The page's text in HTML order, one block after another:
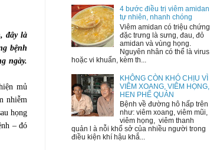
đây là
bệnh
ngày.
mủ
nhiễm
họng
– đó
4 bước điều trị viêm amidan
tự nhiên, nhanh chóng
Viêm amidan có triệu chứng
đặc trưng là sưng, đau, đỏ
amidan và vùng họng.
Nguyên nhân có thể là virus
hoặc vi khuẩn, kèm th...
KHÔNG CÒN KHÓ CHỊU VÌ
VIÊM XOANG, VIÊM HỌNG,
HEN PHẾ QUẢN
Bệnh về đường hô hấp trên
như: viêm xoang, viêm mũi,
viêm họng, viêm thanh
quản l à nỗi khổ sở của nhiều người trong
điều kiện khí hậu khắ...